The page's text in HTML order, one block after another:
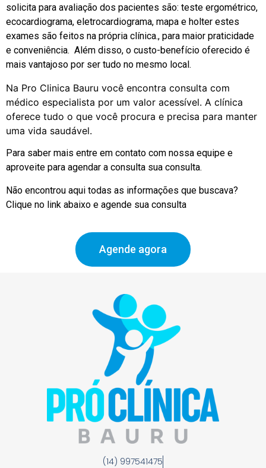
solicita para avaliação dos pacientes são: teste ergométrico,
ecocardiograma, eletrocardiograma, mapa e holter estes
exames são feitos na própria clínica., para maior praticidade
e conveniência. Além disso, o custo-benefício oferecido é
mais vantajoso por ser tudo no mesmo local.
Na Pro Clinica Bauru você encontra consulta com
médico especialista por um valor acessível. A clínica
oferece tudo o que você procura e precisa para manter
uma vida saudável.
Para saber mais entre em contato com nossa equipe e
aproveite para agendar a consulta sua consulta.
Não encontrou aqui todas as informações que buscava?
Clique no link abaixo e agende sua consulta
Agende agora
(14) 997541475